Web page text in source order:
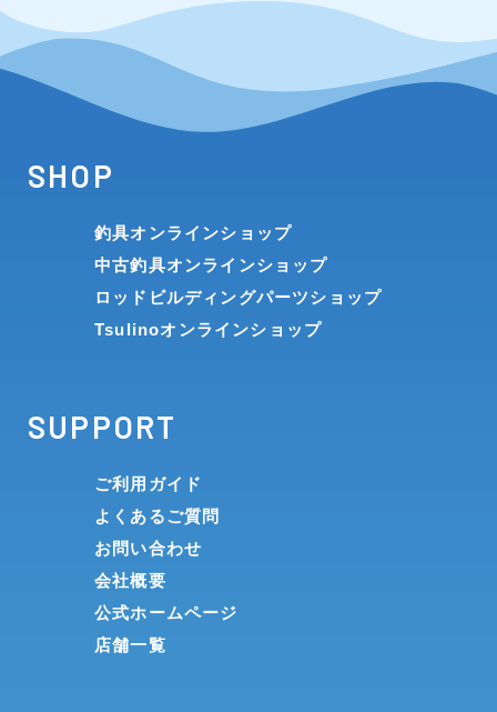
SHOP
釣具オンラインショップ
中古釣具オンラインショップ
ロッドビルディングパーツショップ
Tsulinoオンラインショップ
SUPPORT
ご利用ガイド
よくあるご質問
お問い合わせ
会社概要
公式ホームページ
店舗一覧